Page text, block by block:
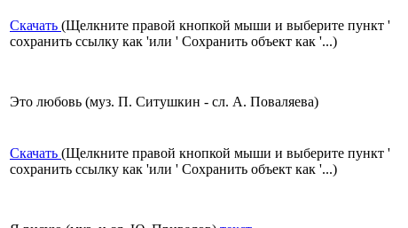
Скачать (Щелкните правой кнопкой мыши и выберите пункт '
сохранить ссылку как 'или ' Сохранить объект как '...)
Это любовь (муз. П. Ситушкин - сл. А. Поваляева)
Скачать (Щелкните правой кнопкой мыши и выберите пункт '
сохранить ссылку как 'или ' Сохранить объект как '...)